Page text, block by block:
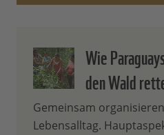
Wie
den Wald
Gemeinsam
Lebensalltag.